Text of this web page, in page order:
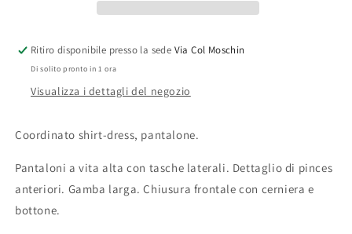
Ritiro disponibile presso la sede Via Col Moschin
Di solito pronto in 1 ora
Visualizza i dettagli del negozio
Coordinato shirt-dress, pantalone.
Pantaloni a vita alta con tasche laterali. Dettaglio di pinces
anteriori. Gamba larga. Chiusura frontale con cerniera e
bottone.